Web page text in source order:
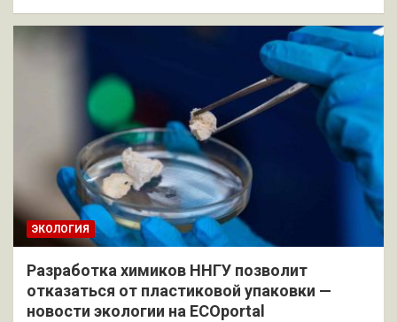
ЭКОЛОГИЯ
Разработка химиков ННГУ позволит
отказаться от пластиковой упаковки —
новости экологии на ECOportal